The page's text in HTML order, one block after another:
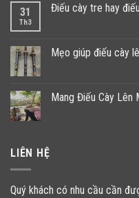
31
Th3
Điếu cày tre hay
Mẹo giúp điếu cày
Mang Điếu Cày Lên
LIÊN HỆ
Quý khách có nhu cầu cần